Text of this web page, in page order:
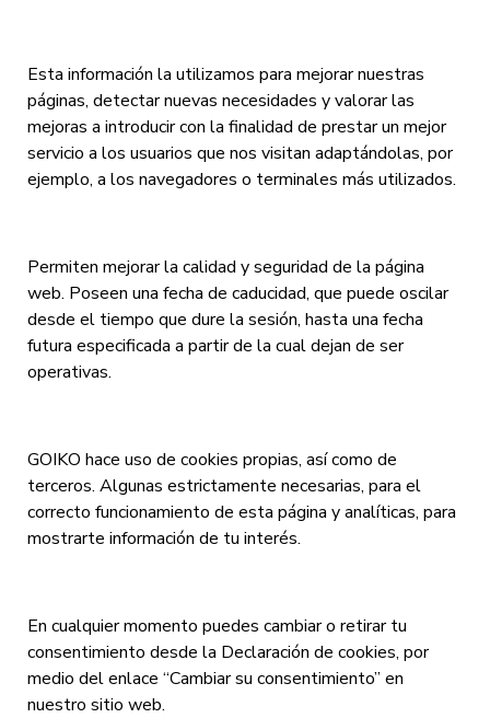
Esta información la utilizamos para mejorar nuestras
páginas, detectar nuevas necesidades y valorar las
mejoras a introducir con la finalidad de prestar un mejor
servicio a los usuarios que nos visitan adaptándolas, por
ejemplo, a los navegadores o terminales más utilizados.
Permiten mejorar la calidad y seguridad de la página
web. Poseen una fecha de caducidad, que puede oscilar
desde el tiempo que dure la sesión, hasta una fecha
futura especificada a partir de la cual dejan de ser
operativas.
GOIKO hace uso de cookies propias, así como de
terceros. Algunas estrictamente necesarias, para el
correcto funcionamiento de esta página y analíticas, para
mostrarte información de tu interés.
En cualquier momento puedes cambiar o retirar tu
consentimiento desde la Declaración de cookies, por
medio del enlace “Cambiar su consentimiento” en
nuestro sitio web.